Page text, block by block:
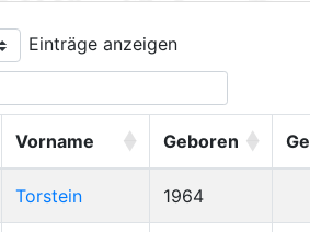
Einträge anzeigen
Vorname Geboren
Torstein 1964